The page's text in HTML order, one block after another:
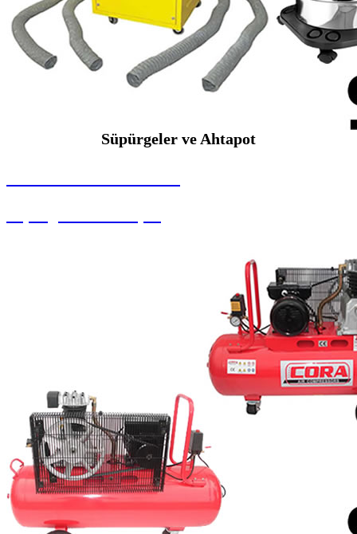
Süpürgeler ve Ahtapot